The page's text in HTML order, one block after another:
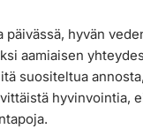
hyvän
aamiaisen
suositeltua
hyvinvointia,